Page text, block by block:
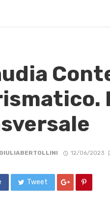
GIULIABERTOLLINI 12/06/2023
Tweet